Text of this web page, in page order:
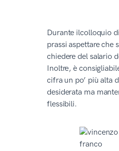
Durante ilcolloquio
prassi aspettare che
chiedere del salario
Inoltre, è
cifra un po’ più alta
desiderata ma
flessibili.